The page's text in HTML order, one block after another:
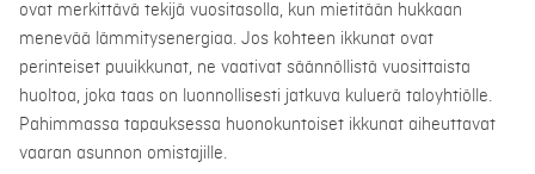
ovat merkittävä tekijä vuositasolla, kun mietitään hukkaan
menevää lämmitysenergiaa. Jos kohteen ikkunat ovat
perinteiset puuikkunat, ne vaativat säännöllistä vuosittaista
huoltoa, joka taas on luonnollisesti jatkuva kuluerä taloyhtiölle.
Pahimmassa tapauksessa huonokuntoiset ikkunat aiheuttavat
vaaran asunnon omistajille.